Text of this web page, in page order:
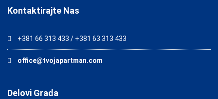
Kontaktirajte Nas
+381 66 313 433 / +381 63 313 433
office@tvojapartman.com
Delovi Grada